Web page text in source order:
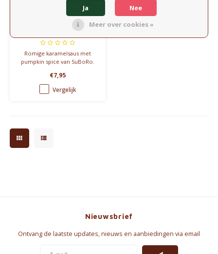
SuBoRo
SuBoRo Karamelsaus –
Pumpkin Spice (150ml)
Romige karamelsaus met
pumpkin spice van SuBoRo.
boter en suiker. Zonder
rommel. Perfect voor
desserts, koffie of
€7,95
Vergelijk
Nieuwsbrief
Ontvang de laatste updates, nieuws en aanbiedingen via email
Ja
Nee
Meer over cookies »